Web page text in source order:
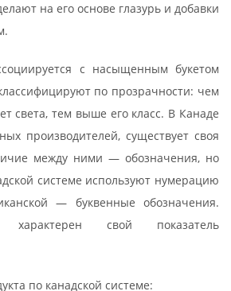
на его основе глазурь и добавки
с насыщенным букетом
по прозрачности: чем
света, тем выше его класс. В Канаде
производителей, существует своя
между ними — обозначения, но
системе используют нумерацию
— буквенные обозначения.
характерен свой показатель
по канадской системе: